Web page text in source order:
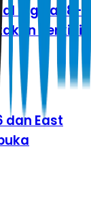
Digelar 8-
Terkini
dan East